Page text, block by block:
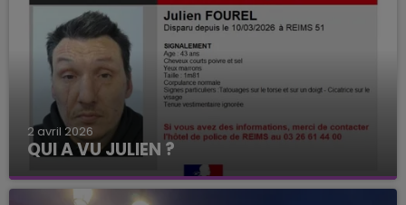
2 avril 2026
QUI A VU JULIEN ?